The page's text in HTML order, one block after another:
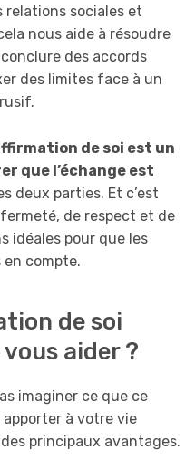
relations sociales et
nous aide à résoudre
des accords
des limites face à un
de soi est un
que l’échange est
deux parties. Et c’est
de respect et de
idéales pour que les
en compte.
de soi
aider ?
imaginer ce que ce
à votre vie
principaux avantages.